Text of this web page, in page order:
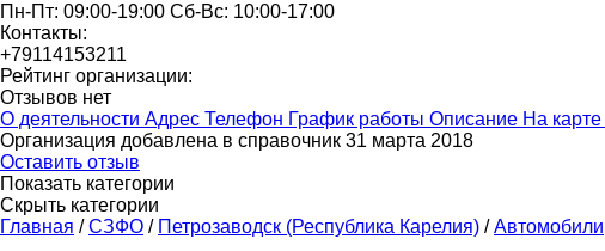
Пн-Пт: 09:00-19:00 Сб-Вс: 10:00-17:00
Контакты:
+79114153211
Рейтинг организации:
Отзывов нет
О деятельности Адрес Телефон График работы Описание На карте
Организация добавлена в справочник 31 марта 2018
Оставить отзыв
Показать категории
Скрыть категории
Главная / СЗФО / Петрозаводск (Республика Карелия) / Автомобили